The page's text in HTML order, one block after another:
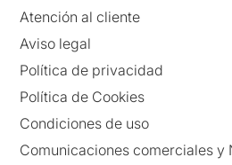
Atención al cliente
Aviso legal
Política de privacidad
Política de Cookies
Condiciones de uso
Comunicaciones comerciales y